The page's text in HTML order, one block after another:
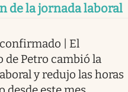
de la jornada laboral
| El
de Petro cambió la
y redujo las horas